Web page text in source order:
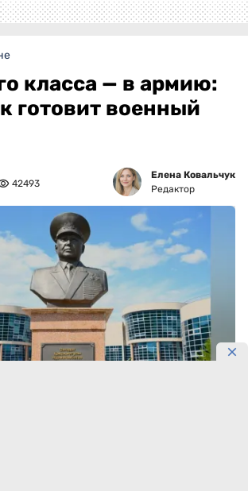
класса — в армию:
готовит военный
42493
Елена Ковальчук
Редактор